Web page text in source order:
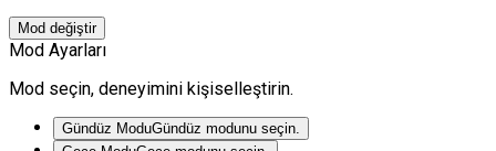
Mod değiştir
Mod Ayarları
Mod seçin, deneyimini kişiselleştirin.
Gündüz ModuGündüz modunu seçin.